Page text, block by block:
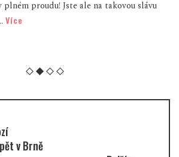
plném proudu! Jste ale na takovou slávu
Více
v Brně